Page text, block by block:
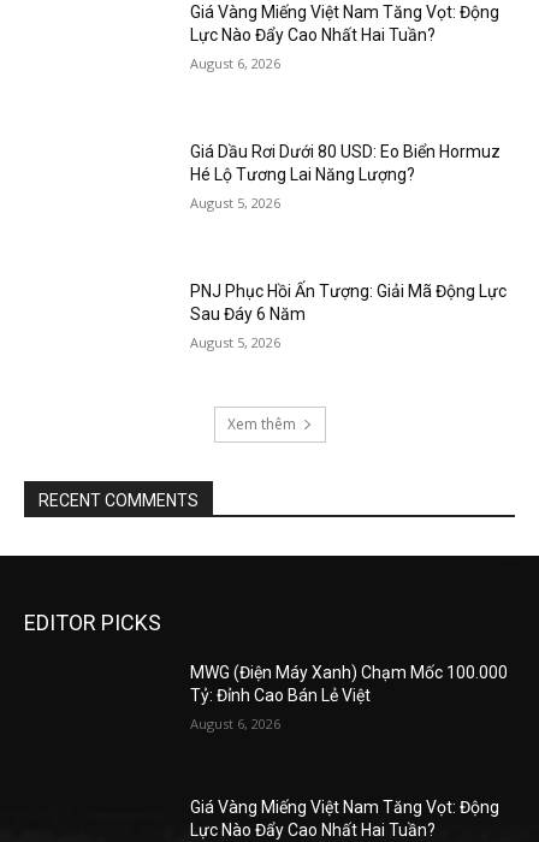
Giá Vàng Miếng Việt Nam Tăng Vọt: Động
Lực Nào Đẩy Cao Nhất Hai Tuần?
August 6, 2026
Giá Dầu Rơi Dưới 80 USD: Eo Biển Hormuz
Hé Lộ Tương Lai Năng Lượng?
August 5, 2026
PNJ Phục Hồi Ấn Tượng: Giải Mã Động Lực
Sau Đáy 6 Năm
August 5, 2026
Xem thêm
RECENT COMMENTS
EDITOR PICKS
MWG (Điện Máy Xanh) Chạm Mốc 100.000
Tỷ: Đỉnh Cao Bán Lẻ Việt
August 6, 2026
Giá Vàng Miếng Việt Nam Tăng Vọt: Động
Lực Nào Đẩy Cao Nhất Hai Tuần?